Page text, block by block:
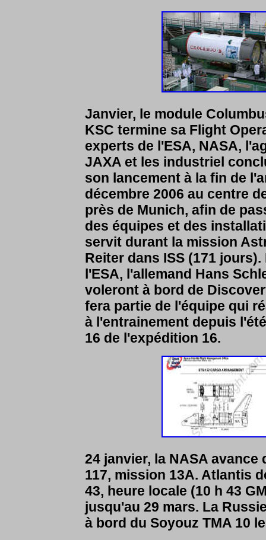
Janvier, le module
KSC termine sa Flight
experts de l'ESA, NASA,
JAXA et les industriel
son lancement à la fin de
décembre 2006 au centre
près de Munich, afin de
des équipes et des
servit durant la mission
Reiter dans ISS (171
l'ESA, l'allemand Hans
voleront à bord de
fera partie de l'équipe qui
à l'entrainement depuis
16 de l'expédition 16.
24 janvier, la NASA avance
117, mission 13A. Atlantis
43, heure locale (10 h 43
jusqu'au 29 mars. La
à bord du Soyouz TMA 10